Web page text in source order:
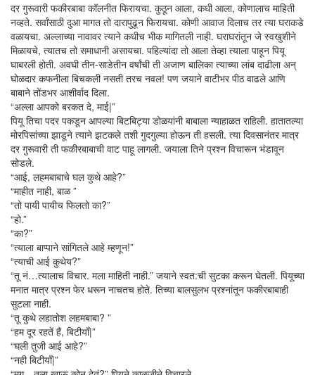
दर गुरूवारी फकीरबाबा कॉलनीत फिरायचा. कुठून आला, कधी आला, कोणालाच माहिती
नव्हते. सर्वांसाठी दुआ मागत तो दारापुढून फिरायचा. कोणी आवाज दिलाच तर त्या घराकडे
वळायचा. अल्लाच्या नावावर त्याने कधीच भीक मागितली नाही. घराघरांतून जे स्वखुशीने
मिळायचे, त्यातच तो समाधानी असायचा. पहिल्यांदा तो आला तेव्हा त्याला पाहून पियू
घाबरली होती. अवघी तीन-साडेतीन वर्षांची ती अजाण बालिका त्याच्या लांब दाढीला अन्
घोळदार कफनीला बिचकली नसती तरच नवल! पण जयाने वाटीभर पीठ वाढले आणि
बाबाने तोंडभर आशीर्वाद दिला.
“अल्ला आपको बरकत दे, माई|”
पियू तिचा पदर पकडून आपल्या बिटबिट्या डोळयांनी बाबाला न्याहाळत राहिली. हातातल्या
मोरपिसांच्या झाडूने त्याने झटकले तशी गुदगुल्या होऊन ती हसली. त्या दिवसानंतर मात्र
दर गुरूवारी ती फकीरबाबाची वाट पाहू लागली. जयाला तिने प्रश्न विचारून भंडावून
सोडले.
“आई, लहमबाबाचे घल कुथे आहे?”
“माहीत नाही, बाळ ”
“तो पायी पायीच फिलतो का?”
“हो.”
“का?”
“त्याला बाप्पाने सांगितले आहे म्हणून!”
“त्याची आई कुथेय?”
“तू नं…त्यालाच विचार. मला माहिती नाही.” जयाने स्वत:ची सुटका करून घेतली. पियूच्या
मनात मात्र प्रश्न फेर धरून नाचतच होते. तिच्या बालसुलभ प्रश्नांतून फकीरबाबाही
सुटला नाही.
“तू कुथे लहातोश लहमबाबा? ”
“हम दूर रहतें हैं, बिटीयाँ|”
“घली तुजी आई आहे?”
“नही बिटीयाँ|”